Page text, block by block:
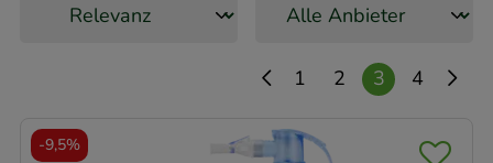
1 2 3 4
-9,5%